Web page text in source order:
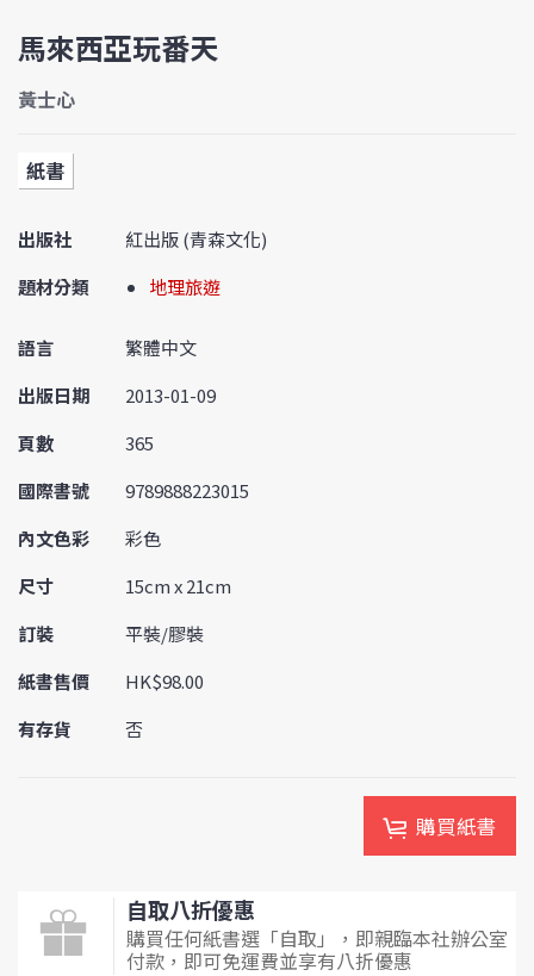
馬來西亞玩番天
黃士心
紙書
出版社
紅出版 (青森文化)
題材分類
地理旅遊
語言
繁體中文
出版日期
2013-01-09
頁數
365
國際書號
9789888223015
內文色彩
彩色
尺寸
15cm x 21cm
訂裝
平裝/膠裝
紙書售價
HK$98.00
有存貨
否
購買紙書
自取八折優惠
購買任何紙書選「自取」，即親臨本社辦公室
付款，即可免運費並享有八折優惠